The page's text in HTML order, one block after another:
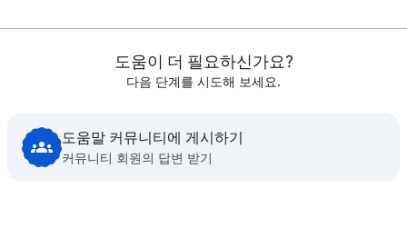
도움이 더 필요하신가요?
다음 단계를 시도해 보세요.
도움말 커뮤니티에 게시하기
커뮤니티 회원의 답변 받기